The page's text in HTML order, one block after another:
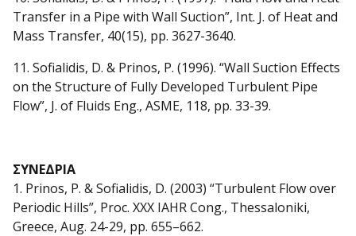
Transfer in a Pipe with Wall Suction”, Int. J. of Heat and
Mass Transfer, 40(15), pp. 3627-3640.
11. Sofialidis, D. & Prinos, P. (1996). “Wall Suction Effects
on the Structure of Fully Developed Turbulent Pipe
Flow”, J. of Fluids Eng., ASME, 118, pp. 33-39.
ΣΥΝΕΔΡΙΑ
1. Prinos, P. & Sofialidis, D. (2003) “Turbulent Flow over
Periodic Hills”, Proc. XXX IAHR Cong., Thessaloniki,
Greece, Aug. 24-29, pp. 655–662.